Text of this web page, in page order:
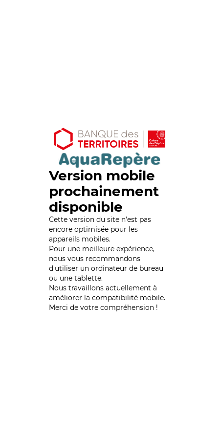
Version mobile
prochainement
disponible
Cette version du site n’est pas
encore optimisée pour les
appareils mobiles.
Pour une meilleure expérience,
nous vous recommandons
d'utiliser un ordinateur de bureau
ou une tablette.
Nous travaillons actuellement à
améliorer la compatibilité mobile.
Merci de votre compréhension !